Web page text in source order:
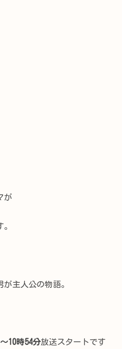
が
主人公の物語。
10時54分放送スタートです